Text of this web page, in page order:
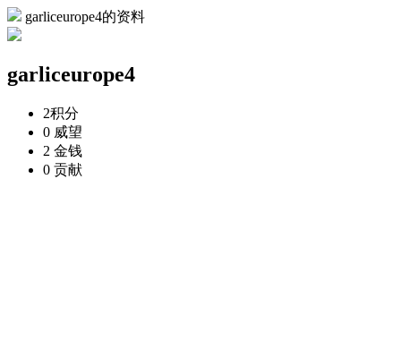
garliceurope4的资料
garliceurope4
2积分
0 威望
2 金钱
0 贡献